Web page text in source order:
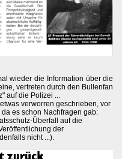
wieder die Information über die
vertreten durch den Bullenfan
auf die Polizei ...
verworren geschrieben, vor
es schon Nachfragen gab:
Überfall auf die
der
nicht ...).